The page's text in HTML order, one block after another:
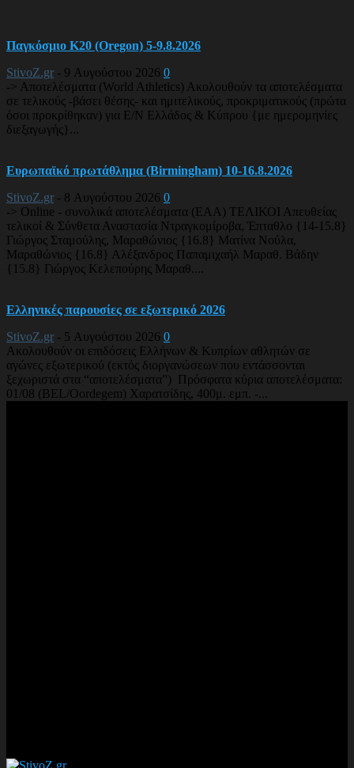
Παγκόσμιο Κ20 (Oregon) 5-9.8.2026
StivoZ.gr - 9 Αυγούστου 2026 0
-> Αποτελέσματα (World Athletics) Ακολουθούν τα αποτελέσματα
σε τελικούς -βάσει θέσης- και ημιτελικούς, προκριματικούς (πρώτα
όσοι προκρίθηκαν) για Ε/Ν Ελλάδος & Κύπρου {με ημερομηνίες
διεξαγωγής}...
Ευρωπαϊκό πρωτάθλημα (Birmingham) 10-16.8.2026
StivoZ.gr - 8 Αυγούστου 2026 0
-> Online - συνολικά αποτελέσματα (EAA) ΤΕΛΙΚΟΙ Απευθείας
τελικοί & Σύνθετα Αναστασία Ντραγκομίροβα, Έπταθλο {14-15.8}
Γιώργος Σταμούλης, Μαραθώνιος {16.8} Ματίνα Νούλα,
Μαραθώνιος {16.8} Αλέξανδρος Παπαμιχαήλ Μαραθ. Βάδην
{15.8} Γιώργος Κελεπούρης Μαραθ....
Ελληνικές παρουσίες σε εξωτερικό 2026
StivoZ.gr - 5 Αυγούστου 2026 0
Ακολουθούν οι επιδόσεις Ελλήνων & Κυπρίων αθλητών σε
αγώνες εξωτερικού (εκτός διοργανώσεων που εντάσσονται
ξεχωριστά στα “αποτελέσματα”) Πρόσφατα κύρια αποτελέσματα:
01/08 (BEL/Oordegem) Χαρατσίδης, 400μ. εμπ. -...